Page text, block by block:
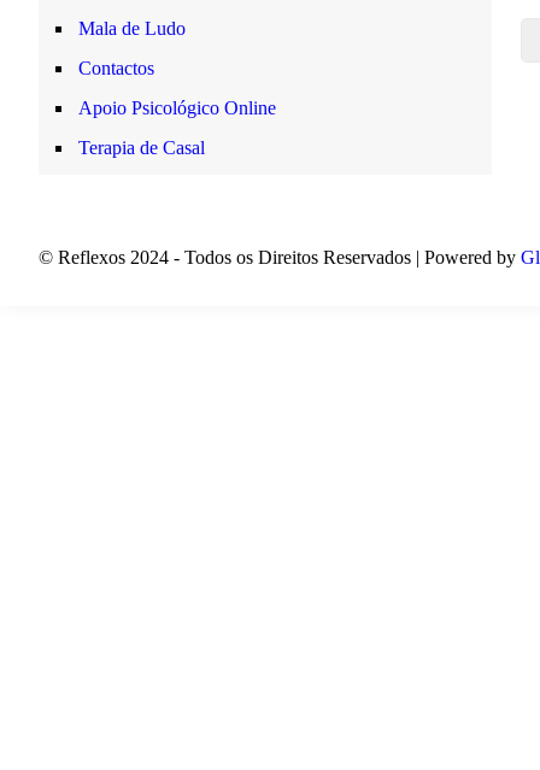
Mala de Ludo
Contactos
Apoio Psicológico Online
Terapia de Casal
© Reflexos 2024 - Todos os Direitos Reservados | Powered by